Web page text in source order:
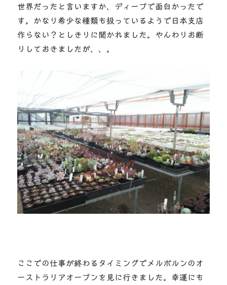
世界だったと言いますか、ディープで面白かったで
す。かなり希少な種類も扱っているようで日本支店
作らない？としきりに聞かれました。やんわりお断
りしておきましたが、、。
ここでの仕事が終わるタイミングでメルボルンのオ
ーストラリアオープンを見に行きました。幸運にも